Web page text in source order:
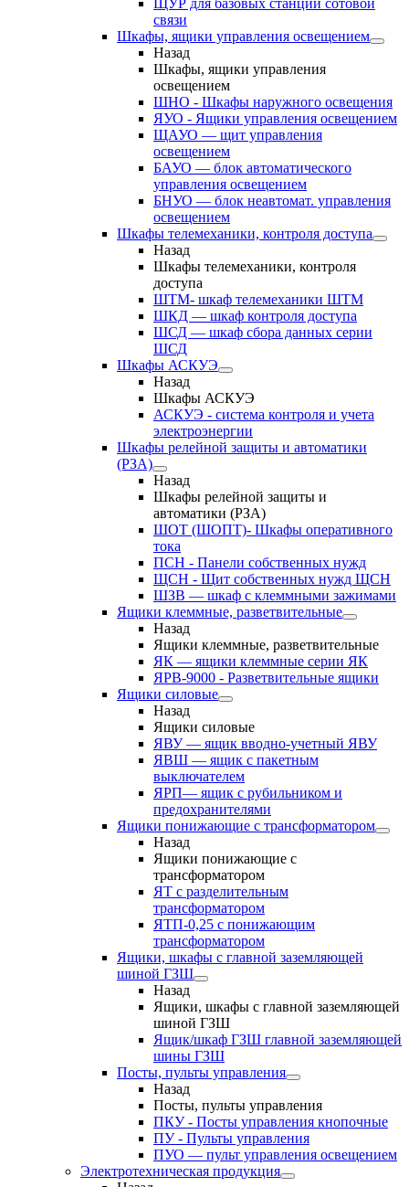
ЩУР для базовых станций сотовой
связи
Шкафы, ящики управления освещением
Назад
Шкафы, ящики управления
освещением
ШНО - Шкафы наружного освещения
ЯУО - Ящики управления освещением
ЩАУО — щит управления
освещением
БАУО — блок автоматического
управления освещением
БНУО — блок неавтомат. управления
освещением
Шкафы телемеханики, контроля доступа
Назад
Шкафы телемеханики, контроля
доступа
ШТМ- шкаф телемеханики ШТМ
ШКД — шкаф контроля доступа
ШСД — шкаф сбора данных серии
ШСД
Шкафы АСКУЭ
Назад
Шкафы АСКУЭ
АСКУЭ - система контроля и учета
электроэнергии
Шкафы релейной защиты и автоматики
(РЗА)
Назад
Шкафы релейной защиты и
автоматики (РЗА)
ШОТ (ШОПТ)- Шкафы оперативного
тока
ПСН - Панели собственных нужд
ЩСН - Щит собственных нужд ЩСН
ШЗВ — шкаф с клеммными зажимами
Ящики клеммные, разветвительные
Назад
Ящики клеммные, разветвительные
ЯК — ящики клеммные серии ЯК
ЯРВ-9000 - Разветвительные ящики
Ящики силовые
Назад
Ящики силовые
ЯВУ — ящик вводно-учетный ЯВУ
ЯВШ — ящик с пакетным
выключателем
ЯРП— ящик с рубильником и
предохранителями
Ящики понижающие с трансформатором
Назад
Ящики понижающие с
трансформатором
ЯТ с разделительным
трансформатором
ЯТП-0,25 с понижающим
трансформатором
Ящики, шкафы с главной заземляющей
шиной ГЗШ
Назад
Ящики, шкафы с главной заземляющей
шиной ГЗШ
Ящик/шкаф ГЗШ главной заземляющей
шины ГЗШ
Посты, пульты управления
Назад
Посты, пульты управления
ПКУ - Посты управления кнопочные
ПУ - Пульты управления
ПУО — пульт управления освещением
Электротехническая продукция